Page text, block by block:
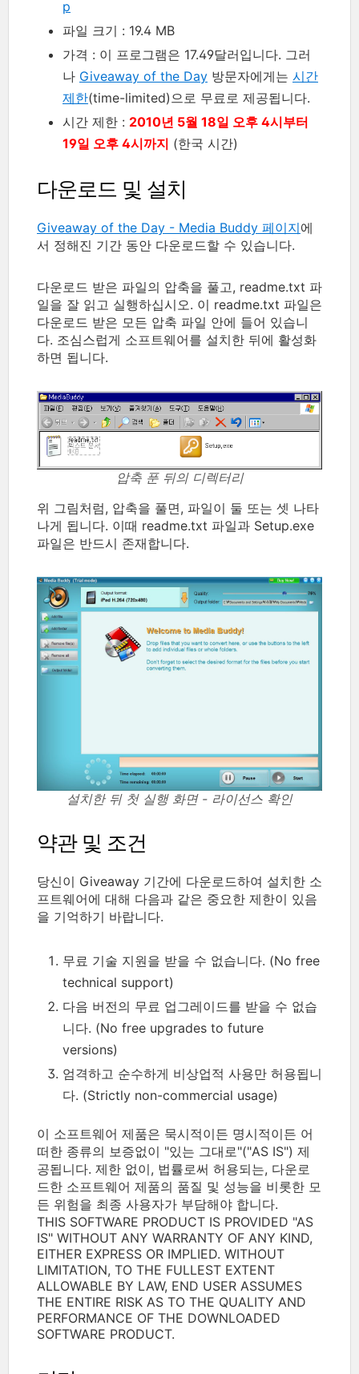
p
파일 크기 : 19.4 MB
가격 : 이 프로그램은 17.49달러입니다. 그러
나 Giveaway of the Day 방문자에게는 시간
제한(time-limited)으로 무료로 제공됩니다.
시간 제한 : 2010년 5월 18일 오후 4시부터
19일 오후 4시까지 (한국 시간)
다운로드 및 설치
Giveaway of the Day - Media Buddy 페이지에
서 정해진 기간 동안 다운로드할 수 있습니다.
다운로드 받은 파일의 압축을 풀고, readme.txt 파
일을 잘 읽고 실행하십시오. 이 readme.txt 파일은
다운로드 받은 모든 압축 파일 안에 들어 있습니
다. 조심스럽게 소프트웨어를 설치한 뒤에 활성화
하면 됩니다.
압축 푼 뒤의 디렉터리
위 그림처럼, 압축을 풀면, 파일이 둘 또는 셋 나타
나게 됩니다. 이때 readme.txt 파일과 Setup.exe
파일은 반드시 존재합니다.
설치한 뒤 첫 실행 화면 - 라이선스 확인
약관 및 조건
당신이 Giveaway 기간에 다운로드하여 설치한 소
프트웨어에 대해 다음과 같은 중요한 제한이 있음
을 기억하기 바랍니다.
무료 기술 지원을 받을 수 없습니다. (No free
technical support)
다음 버전의 무료 업그레이드를 받을 수 없습
니다. (No free upgrades to future
versions)
엄격하고 순수하게 비상업적 사용만 허용됩니
다. (Strictly non-commercial usage)
이 소프트웨어 제품은 묵시적이든 명시적이든 어
떠한 종류의 보증없이 "있는 그대로"("AS IS") 제
공됩니다. 제한 없이, 법률로써 허용되는, 다운로
드한 소프트웨어 제품의 품질 및 성능을 비롯한 모
든 위험을 최종 사용자가 부담해야 합니다.
THIS SOFTWARE PRODUCT IS PROVIDED "AS
IS" WITHOUT ANY WARRANTY OF ANY KIND,
EITHER EXPRESS OR IMPLIED. WITHOUT
LIMITATION, TO THE FULLEST EXTENT
ALLOWABLE BY LAW, END USER ASSUMES
THE ENTIRE RISK AS TO THE QUALITY AND
PERFORMANCE OF THE DOWNLOADED
SOFTWARE PRODUCT.